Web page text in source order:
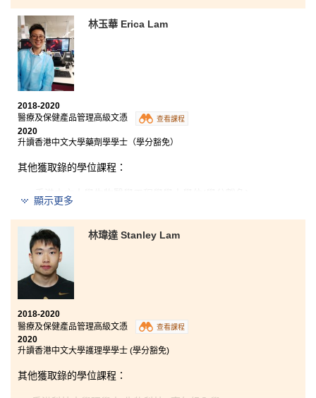
這兩年的高級文憑課程大大提升了我對醫療行業的興
趣。書院和課程提供很多機會讓我好好準備以後的升學
及就業，包括參觀醫療機構、參與健康活動工作及本地
和海外的實習。我在暑假期間參加了一個本地和一個澳
洲的實習，讓我拓闊視野，了解本地和海外醫療行業的
前景，海外交流亦令我見識到外國的學習環境。
總括來說，在這書院學習是我一個重要的階段，我會運
用學到的知識繼續努力去追尋自己的夢想，成為一個醫
療專業人員。
林玉華 Erica Lam
2018-2020
醫療及保健產品管理高級文憑
查看課程
2020
升讀香港中文大學藥劑學學士（學分豁免）
其他獲取錄的學位課程：
香港中文大學生物醫學工程學學士學位(學分豁免)
當年會考成績強差人意，因未能達到入讀中六的最低要
求而投身社會。在「社會大學」學習數載才發現「書到
用時方恨少」。經朋友介紹得知HPSHCC提供有關醫療
專科課程，所以決定報讀。在HPSHCC學習是我讀書生
涯最愉快的時光。我報讀的是醫療及保健產品管理高級
文憑課程。本科的講師不單專業，而且很用心教導同
學，他們會深入淺出解釋課題重點，令我們更容易明
白。此外，學校投放給學生的資源亦相當豐富，除了一
般的課堂實驗，學校更為同學增設虛擬實境實驗室及模
擬無塵空間實驗室，這設施增加我的學習興趣，不再是
紙上談兵，這對我的學習很有幫助。
顯示更多
林瑋達 Stanley Lam
2018-2020
醫療及保健產品管理高級文憑
查看課程
2020
升讀香港中文大學護理學學士 (學分豁免)
其他獲取錄的學位課程：